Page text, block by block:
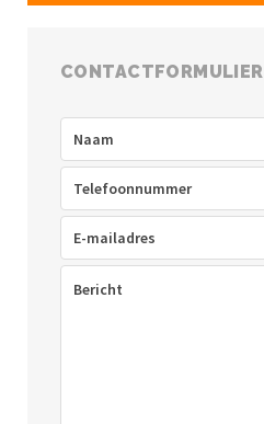
CONTACTFORMULIER
Telefoon
mailadres(Vereist)